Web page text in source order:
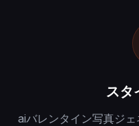
スタ
aiバレンタイン写真ジ